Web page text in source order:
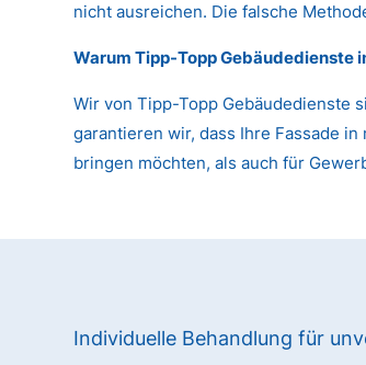
nicht ausreichen. Die falsche
Warum Tipp-Topp Gebäudedienste
Wir von Tipp-Topp Gebäudedienste
garantieren wir, dass Ihre Fassade
bringen möchten, als auch für
Individuelle Behandlung für